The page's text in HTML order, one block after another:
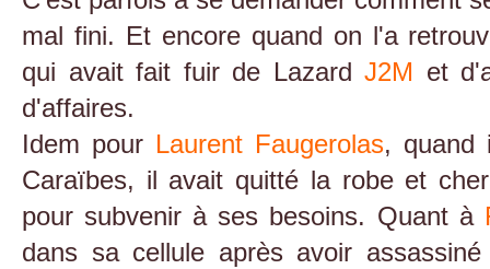
mal fini. Et encore quand on l'a
qui avait fait fuir de Lazard J2M et
d'affaires.
Idem pour Laurent Faugerolas, quand
Caraïbes, il avait quitté la robe et
pour subvenir à ses besoins. Quant à
dans sa cellule après avoir